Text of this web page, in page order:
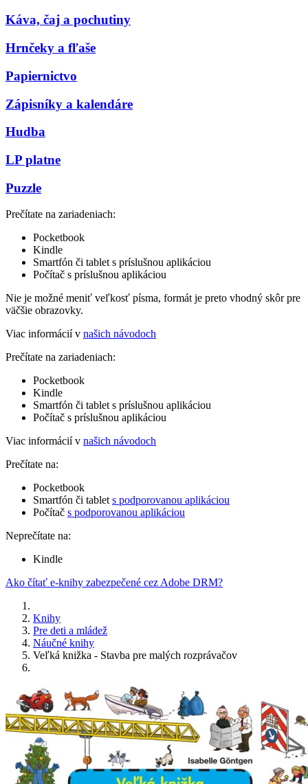
Káva, čaj a pochutiny
Hrnčeky a fľaše
Papiernictvo
Zápisníky a kalendáre
Hudba
LP platne
Puzzle
Prečítate na zariadeniach:
Pocketbook
Kindle
Smartfón či tablet s príslušnou aplikáciou
Počítač s príslušnou aplikáciou
Nie je možné meniť veľkosť písma, formát je preto vhodný skôr pre
väčšie obrazovky.
Viac informácií v našich návodoch
Prečítate na zariadeniach:
Pocketbook
Kindle
Smartfón či tablet s príslušnou aplikáciou
Počítač s príslušnou aplikáciou
Viac informácií v našich návodoch
Prečítate na:
Pocketbook
Smartfón či tablet s podporovanou aplikáciou
Počítač s podporovanou aplikáciou
Neprečítate na:
Kindle
Ako čítať e-knihy zabezpečené cez Adobe DRM?
Knihy
Pre deti a mládež
Náučné knihy
Veľká knižka - Stavba pre malých rozprávačov